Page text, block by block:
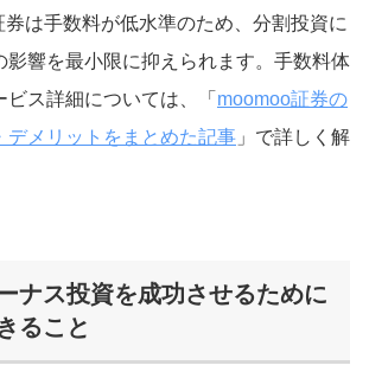
は手数料が低水準のため、分割投資に
影響を最小限に抑えられます。手数料体
ス詳細については、「 moomoo証券の
デメリットをまとめた記事 」で詳しく解
ナス投資を成功させるために
ること